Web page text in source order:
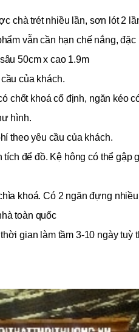
chà trét nhiều lần, sơn lót 2
vẫn cần hạn chế nắng,
50cm x cao 1.9m
của khách.
chốt khoá cố định, ngăn kéo
hình.
theo yêu cầu của khách.
để đồ. Kệ hông có thể gập
khoá. Có 2 ngăn đựng
toàn quốc
gian làm tầm 3-10 ngày